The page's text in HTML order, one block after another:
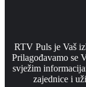
RTV Puls je Vaš
Prilagođavamo se
svježim
zajednice i